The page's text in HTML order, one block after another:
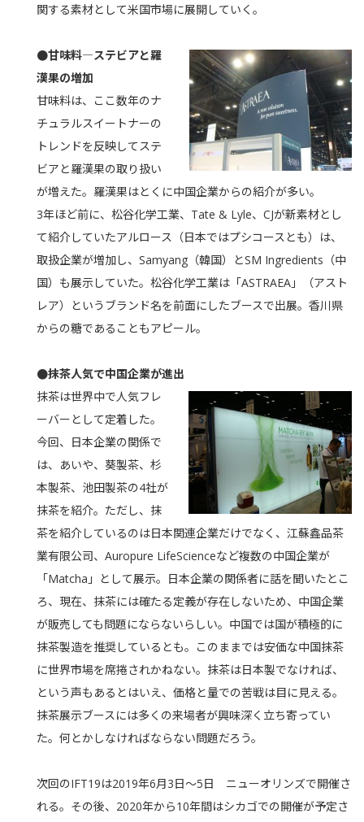
関する素材として米国市場に展開していく。
●甘味料―ステビアと羅
漢果の増加
甘味料は、ここ数年のナ
チュラルスイートナーの
トレンドを反映してステ
ビアと羅漢果の取り扱い
が増えた。羅漢果はとくに中国企業からの紹介が多い。
3年ほど前に、松谷化学工業、Tate & Lyle、CJが新素材とし
て紹介していたアルロース（日本ではプシコースとも）は、
取扱企業が増加し、Samyang（韓国）とSM Ingredients（中
国）も展示していた。松谷化学工業は「ASTRAEA」（アスト
レア）というブランド名を前面にしたブースで出展。香川県
からの糖であることもアピール。
●抹茶人気で中国企業が進出
抹茶は世界中で人気フレ
ーバーとして定着した。
今回、日本企業の関係で
は、あいや、葵製茶、杉
本製茶、池田製茶の4社が
抹茶を紹介。ただし、抹
茶を紹介しているのは日本関連企業だけでなく、江蘇鑫品茶
業有限公司、Auropure LifeScienceなど複数の中国企業が
「Matcha」として展示。日本企業の関係者に話を聞いたとこ
ろ、現在、抹茶には確たる定義が存在しないため、中国企業
が販売しても問題にならないらしい。中国では国が積極的に
抹茶製造を推奨しているとも。このままでは安価な中国抹茶
に世界市場を席捲されかねない。抹茶は日本製でなければ、
という声もあるとはいえ、価格と量での苦戦は目に見える。
抹茶展示ブースには多くの来場者が興味深く立ち寄ってい
た。何とかしなければならない問題だろう。
次回のIFT19は2019年6月3日～5日 ニューオリンズで開催さ
れる。その後、2020年から10年間はシカゴでの開催が予定さ